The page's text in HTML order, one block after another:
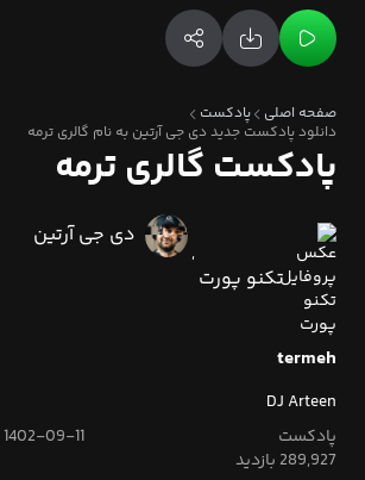
صفحه اصلی
پادکست
دانلود پادکست جدید دی جی آرتین به نام گالری ترمه
پادکست گالری ترمه
تکنو پورت
,
دی جی آرتین
termeh
DJ Arteen
پادکست
1402-09-11
289,927 بازدید